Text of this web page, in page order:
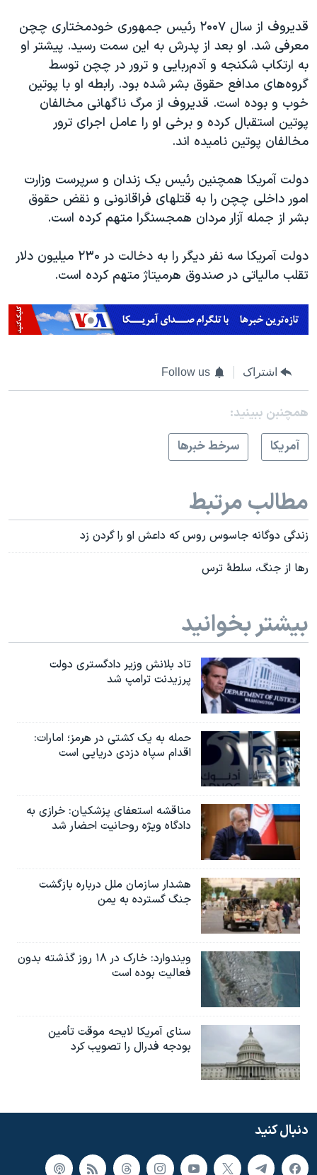
قدیروف از سال ۲۰۰۷ رئیس جمهوری خودمختاری چچن
معرفی شد. او بعد از پدرش به این سمت رسید. پیشتر او
به ارتکاب شکنجه و آدم‌ربایی و ترور در چچن توسط
گروه‌های مدافع حقوق بشر شده‌ بود. رابطه او با پوتین
خوب و بوده است. قدیروف از مرگ ناگهانی مخالفان
پوتین استقبال کرده و برخی او را عامل اجرای ترور
مخالفان پوتین نامیده اند.
دولت آمریکا همچنین رئیس یک زندان و سرپرست وزارت
امور داخلی چچن را به قتلهای فراقانونی و نقض حقوق
بشر از جمله آزار مردان همجسنگرا متهم کرده است.
دولت آمریکا سه نفر دیگر را به دخالت در ۲۳۰ میلیون دلار
تقلب مالیاتی در صندوق هرمیتاژ متهم کرده است.
اشتراک Follow us
همچنبن ببینید:
آمريکا
سرخط خبرها
مطالب مرتبط
زندگی دوگانه جاسوس روس که داعش او را گردن زد
رها از جنگ، سلطۀ ترس
بیشتر بخوانید
تاد بلانش وزیر دادگستری دولت
پرزیدنت ترامپ شد
حمله به یک کشتی در هرمز؛ امارات:
اقدام سپاه دزدی دریایی است
مناقشه استعفای پزشکیان: خرازی به
دادگاه ویژه روحانیت احضار شد
هشدار سازمان ملل درباره بازگشت
جنگ گسترده به یمن
ویندوارد: خارک در ۱۸ روز گذشته بدون
فعالیت بوده است
سنای آمریکا لایحه موقت تأمین
بودجه فدرال را تصویب کرد
دنبال کنید